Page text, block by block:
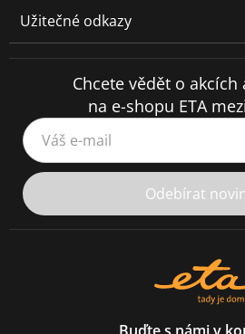
Užitečné odkazy
Chcete vědět o akcích
na e-shopu ETA
Váš e-mail
Odebírat